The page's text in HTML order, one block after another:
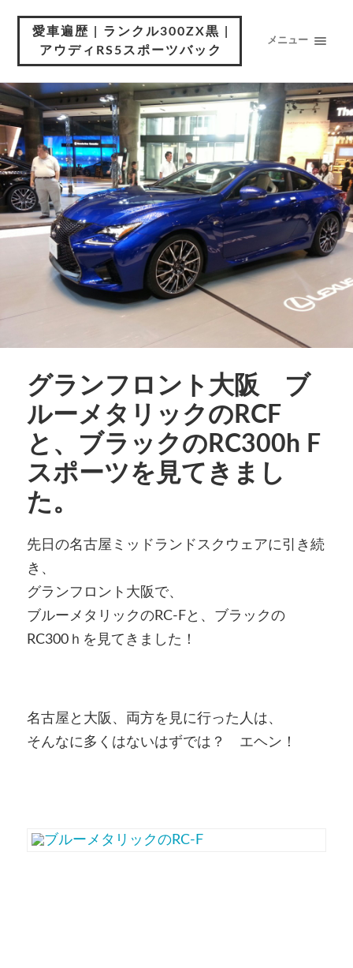
愛車遍歴 | ランクル300ZX黒 |
アウディRS5スポーツバック
メニュー
グランフロント大阪 ブ
ルーメタリックのRCF
と、ブラックのRC300h F
スポーツを見てきまし
た。
先日の名古屋ミッドランドスクウェアに引き続
き、
グランフロント大阪で、
ブルーメタリックのRC-Fと、ブラックの
RC300ｈを見てきました！
名古屋と大阪、両方を見に行った人は、
そんなに多くはないはずでは？ エヘン！